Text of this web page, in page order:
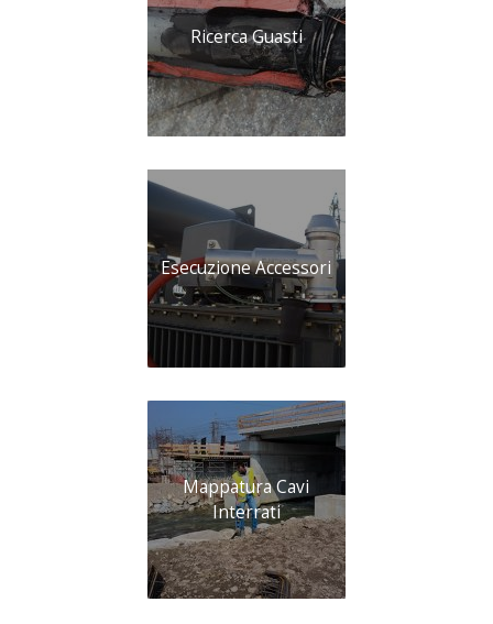
Ricerca Guasti
Esecuzione Accessori
Mappatura Cavi
Interrati